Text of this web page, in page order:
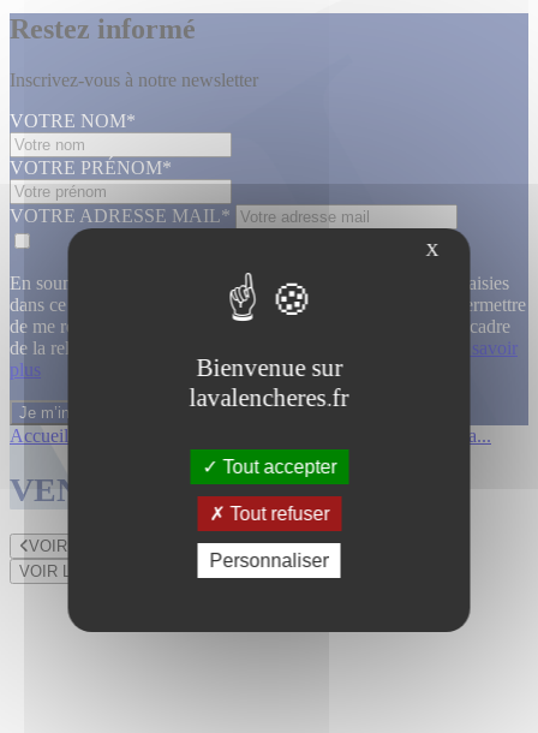
Restez informé
Inscrivez-vous à notre newsletter
VOTRE NOM*
VOTRE PRÉNOM*
VOTRE ADRESSE MAIL*
En soumettant ce formulaire, j’accepte que les informations saisies
dans ce formulaire soient utilisées, exploitées, traitées pour permettre
de me recontacter, pour m’envoyer des informations, dans le cadre
de la relation commerciale qui découle de cette demande.
En savoir
plus
Accueil Affiches cinema...
VENTES TERMINÉES
VOIR LE LOT PRÉCÉDENT
VOIR LE LOT SUIVANT
X
Bienvenue sur
lavalencheres.fr
Tout accepter
Tout refuser
Personnaliser